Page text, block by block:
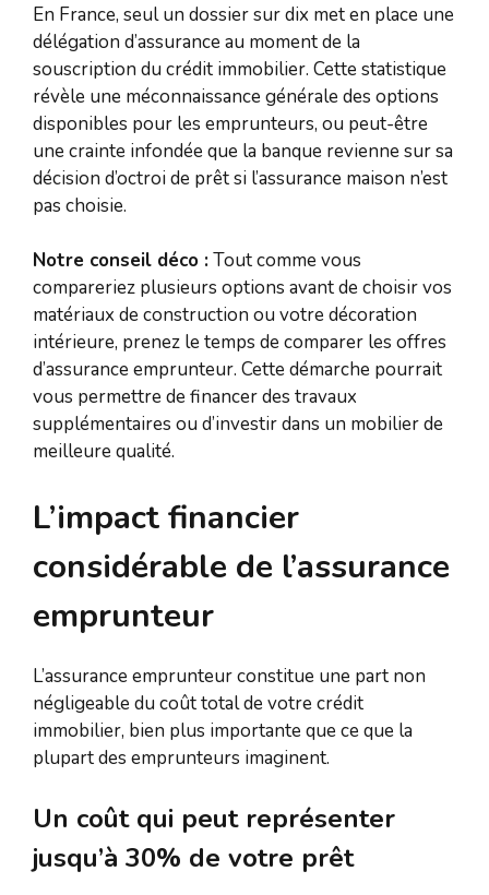
En France, seul un dossier sur dix met en place une
délégation d’assurance au moment de la
souscription du crédit immobilier. Cette statistique
révèle une méconnaissance générale des options
disponibles pour les emprunteurs, ou peut-être
une crainte infondée que la banque revienne sur sa
décision d’octroi de prêt si l’assurance maison n’est
pas choisie.
Notre conseil déco :Tout comme vous
compareriez plusieurs options avant de choisir vos
matériaux de construction ou votre décoration
intérieure, prenez le temps de comparer les offres
d’assurance emprunteur. Cette démarche pourrait
vous permettre de financer des travaux
supplémentaires ou d’investir dans un mobilier de
meilleure qualité.
L’impact financier
considérable de l’assurance
emprunteur
L’assurance emprunteur constitue une part non
négligeable du coût total de votre crédit
immobilier, bien plus importante que ce que la
plupart des emprunteurs imaginent.
Un coût qui peut représenter
jusqu’à 30% de votre prêt